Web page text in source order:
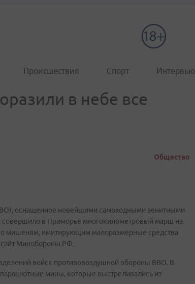
Происшествия Спорт Интервью
в небе все
Общество
оснащенное новейшими самоходными зенитными
в Приморье многокилометровый марш на
мишеням, имитирующим малоразмерные средства
сайт Минобороны РФ.
войск противовоздушной обороны ВВО. В
мины, которые выстреливались из